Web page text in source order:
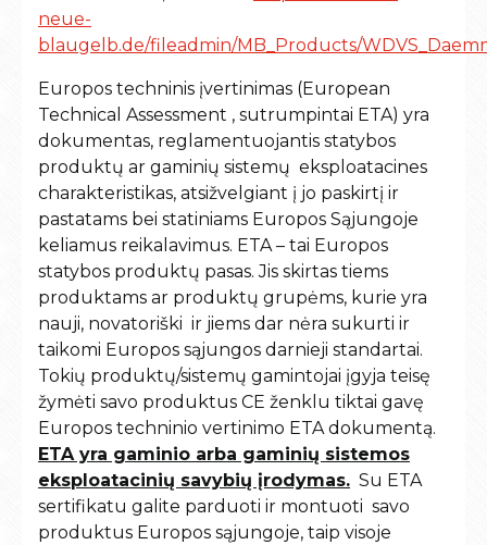
neue-
blaugelb.de/fileadmin/MB_Products/
Europos techninis įvertinimas (European
Technical Assessment , sutrumpintai ETA) yra
dokumentas, reglamentuojantis statybos
produktų ar gaminių sistemų eksploatacines
charakteristikas, atsižvelgiant į jo paskirtį ir
pastatams bei statiniams Europos Sąjungoje
keliamus reikalavimus. ETA – tai Europos
statybos produktų pasas. Jis skirtas tiems
produktams ar produktų grupėms, kurie yra
nauji, novatoriški ir jiems dar nėra sukurti ir
taikomi Europos sąjungos darnieji standartai.
Tokių produktų/sistemų gamintojai įgyja teisę
žymėti savo produktus CE ženklu tiktai gavę
Europos techninio vertinimo ETA dokumentą.
ETA yra gaminio arba gaminių sistemos
eksploatacinių savybių įrodymas. Su ETA
sertifikatu galite parduoti ir montuoti savo
produktus Europos sąjungoje, taip visoje